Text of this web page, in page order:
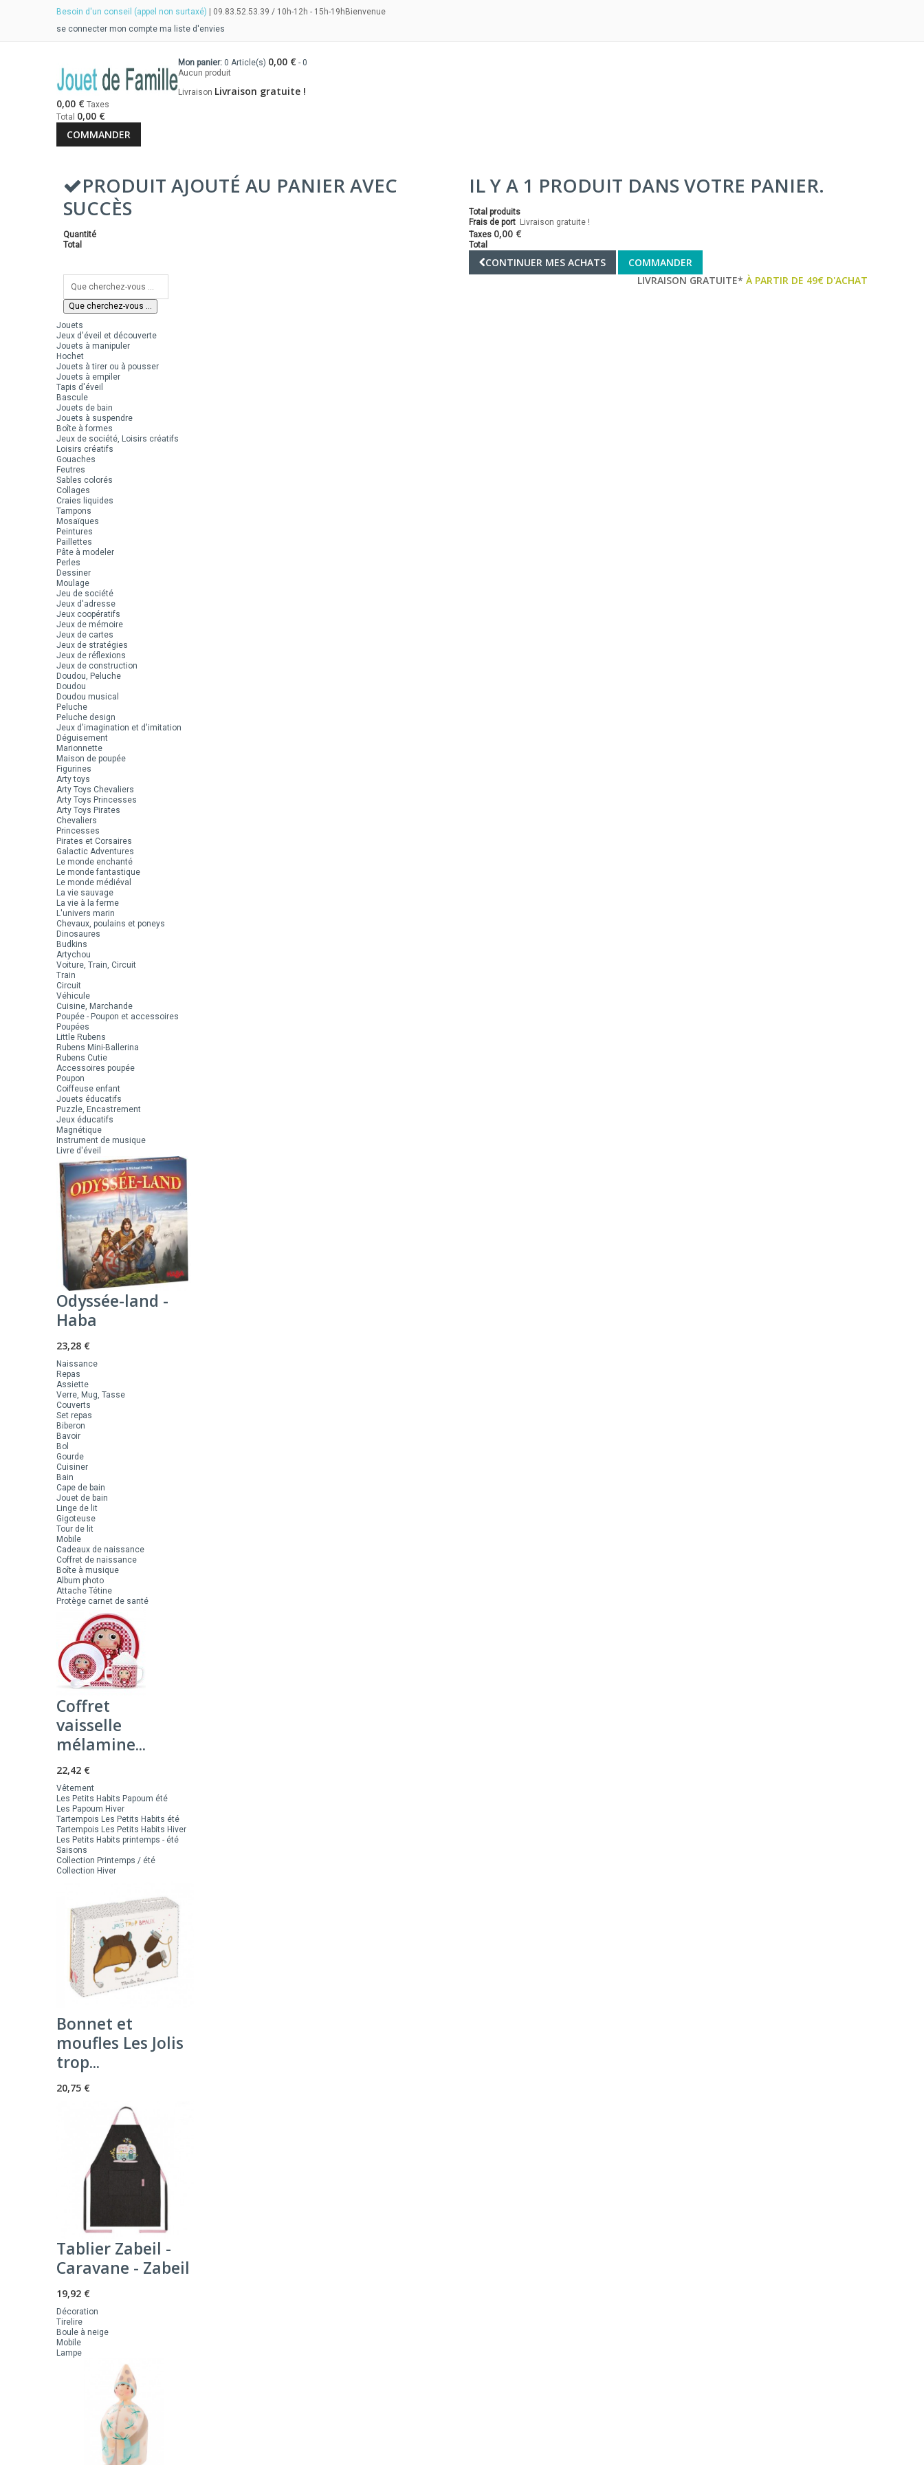
Besoin d'un conseil (appel non surtaxé) | 09.83.52.53.39 / 10h-12h - 15h-19h Bienvenue
se connecter mon compte ma liste d'envies
Mon panier: 0 Article(s) 0,00 € - 0
Aucun produit
Livraison Livraison gratuite !
0,00 € Taxes
Total 0,00 €
COMMANDER
PRODUIT AJOUTÉ AU PANIER AVEC
SUCCÈS
Quantité
Total
IL Y A 1 PRODUIT DANS VOTRE PANIER.
Total produits
Frais de port Livraison gratuite !
Taxes 0,00 €
Total
CONTINUER MES ACHATS COMMANDER
Que cherchez-vous ...
LIVRAISON GRATUITE* À PARTIR DE 49€ D'ACHAT
Jouets
Jeux d'éveil et découverte
Jouets à manipuler
Hochet
Jouets à tirer ou à pousser
Jouets à empiler
Tapis d'éveil
Bascule
Jouets de bain
Jouets à suspendre
Boîte à formes
Jeux de société, Loisirs créatifs
Loisirs créatifs
Gouaches
Feutres
Sables colorés
Collages
Craies liquides
Tampons
Mosaïques
Peintures
Paillettes
Pâte à modeler
Perles
Dessiner
Moulage
Jeu de société
Jeux d'adresse
Jeux coopératifs
Jeux de mémoire
Jeux de cartes
Jeux de stratégies
Jeux de réflexions
Jeux de construction
Doudou, Peluche
Doudou
Doudou musical
Peluche
Peluche design
Jeux d'imagination et d'imitation
Déguisement
Marionnette
Maison de poupée
Figurines
Arty toys
Arty Toys Chevaliers
Arty Toys Princesses
Arty Toys Pirates
Chevaliers
Princesses
Pirates et Corsaires
Galactic Adventures
Le monde enchanté
Le monde fantastique
Le monde médiéval
La vie sauvage
La vie à la ferme
L'univers marin
Chevaux, poulains et poneys
Dinosaures
Budkins
Artychou
Voiture, Train, Circuit
Train
Circuit
Véhicule
Cuisine, Marchande
Poupée - Poupon et accessoires
Poupées
Little Rubens
Rubens Mini-Ballerina
Rubens Cutie
Accessoires poupée
Poupon
Coiffeuse enfant
Jouets éducatifs
Puzzle, Encastrement
Jeux éducatifs
Magnétique
Instrument de musique
Livre d'éveil
Odyssée-land -
Haba
23,28 €
Naissance
Repas
Assiette
Verre, Mug, Tasse
Couverts
Set repas
Biberon
Bavoir
Bol
Gourde
Cuisiner
Bain
Cape de bain
Jouet de bain
Linge de lit
Gigoteuse
Tour de lit
Mobile
Cadeaux de naissance
Coffret de naissance
Boîte à musique
Album photo
Attache Tétine
Protège carnet de santé
Coffret
vaisselle
mélamine...
22,42 €
Vêtement
Les Petits Habits Papoum été
Les Papoum Hiver
Tartempois Les Petits Habits été
Tartempois Les Petits Habits Hiver
Les Petits Habits printemps - été
Saisons
Collection Printemps / été
Collection Hiver
Bonnet et
moufles Les Jolis
trop...
20,75 €
Tablier Zabeil -
Caravane - Zabeil
19,92 €
Décoration
Tirelire
Boule à neige
Mobile
Lampe